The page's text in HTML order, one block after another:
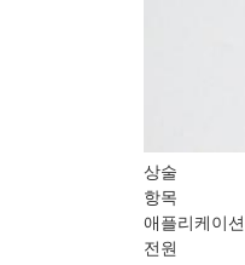
상술
항목
애플리케이션
전원